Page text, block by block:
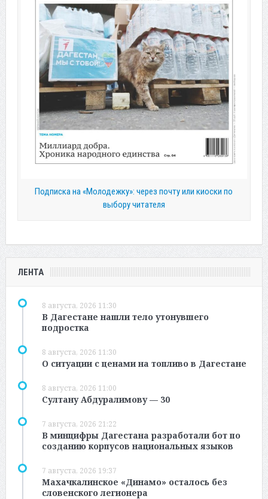
Подписка на «Молодежку»: через почту или киоски по
выбору читателя
ЛЕНТА
8 августа, 2026 11:30
В Дагестане нашли тело утонувшего
подростка
8 августа, 2026 11:30
О ситуации с ценами на топливо в Дагестане
8 августа, 2026 11:00
Султану Абдуралимову — 30
7 августа, 2026 21:22
В минцифры Дагестана разработали бот по
созданию корпусов национальных языков
7 августа, 2026 19:37
Махачкалинское «Динамо» осталось без
словенского легионера